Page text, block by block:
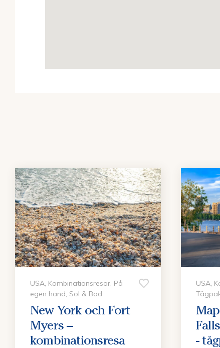
USA, Kombinationsresor, På
egen hand, Sol & Bad
New York och Fort
Myers –
kombinationsresa
USA,
-